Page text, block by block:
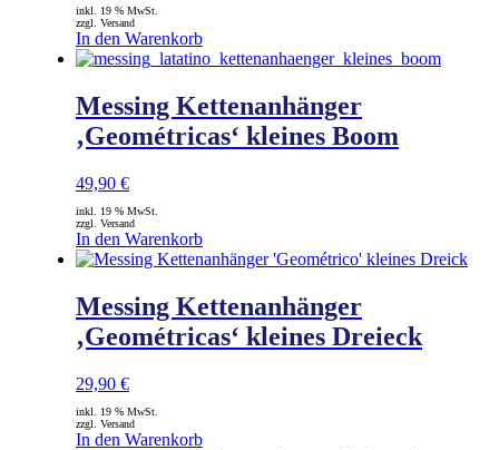
inkl. 19 % MwSt.
zzgl. Versand
In den Warenkorb
Messing Kettenanhänger
‚Geométricas‘ kleines Boom
49,90 €
inkl. 19 % MwSt.
zzgl. Versand
In den Warenkorb
Messing Kettenanhänger
‚Geométricas‘ kleines Dreieck
29,90 €
inkl. 19 % MwSt.
zzgl. Versand
In den Warenkorb